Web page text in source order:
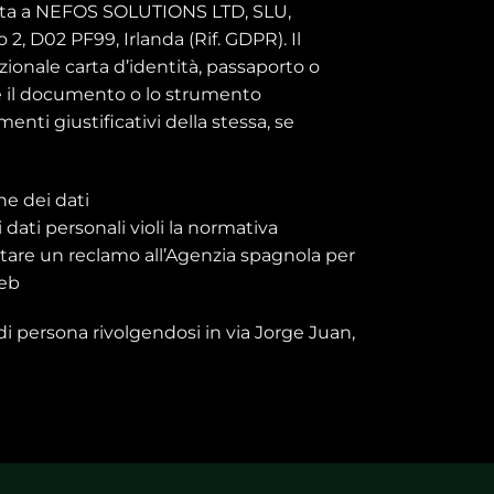
NEFOS SOLUTIONS LTD, SLU,
D02 PF99, Irlanda (Rif. GDPR). Il
carta d’identità, passaporto o
il documento o lo strumento
giustificativi della stessa, se
dei dati
personali violi la normativa
un reclamo all’Agenzia spagnola per
persona rivolgendosi in via Jorge Juan,